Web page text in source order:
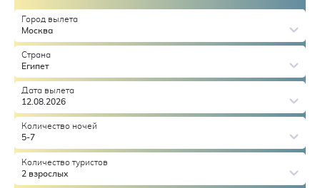
Город вылета
Москва
Страна
Египет
Дата вылета
12.08.2026
Количество ночей
5-7
Количество туристов
2 взрослых